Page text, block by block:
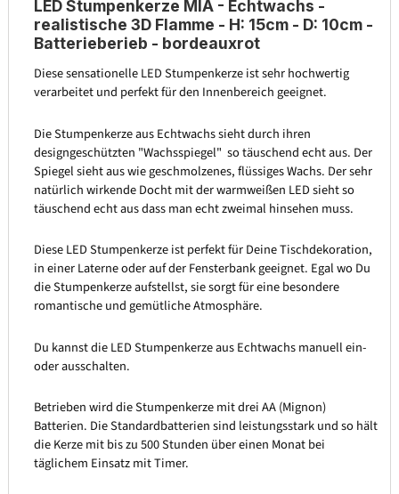
LED Stumpenkerze MIA - Echtwachs -
realistische 3D Flamme - H: 15cm - D: 10cm -
Batterieberieb - bordeauxrot
Diese sensationelle LED Stumpenkerze ist sehr hochwertig
verarbeitet und perfekt für den Innenbereich geeignet.
Die Stumpenkerze aus Echtwachs sieht durch ihren
designgeschützten "Wachsspiegel" so täuschend echt aus. Der
Spiegel sieht aus wie geschmolzenes, flüssiges Wachs. Der sehr
natürlich wirkende Docht mit der warmweißen LED sieht so
täuschend echt aus dass man echt zweimal hinsehen muss.
Diese LED Stumpenkerze ist perfekt für Deine Tischdekoration,
in einer Laterne oder auf der Fensterbank geeignet. Egal wo Du
die Stumpenkerze aufstellst, sie sorgt für eine besondere
romantische und gemütliche Atmosphäre.
Du kannst die LED Stumpenkerze aus Echtwachs manuell ein-
oder ausschalten.
Betrieben wird die Stumpenkerze mit drei AA (Mignon)
Batterien. Die Standardbatterien sind leistungsstark und so hält
die Kerze mit bis zu 500 Stunden über einen Monat bei
täglichem Einsatz mit Timer.